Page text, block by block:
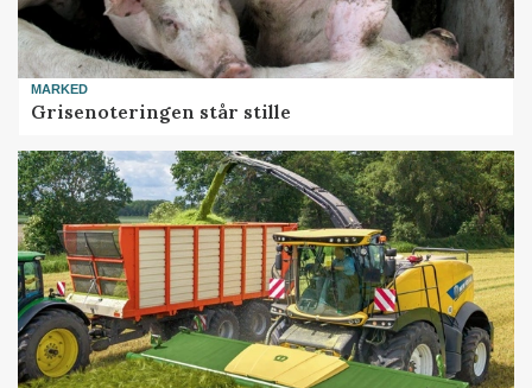
MARKED
Grisenoteringen står stille